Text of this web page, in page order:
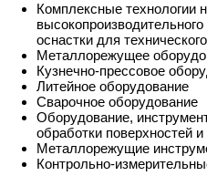
Комплексные технологии
оснастки для
Металлорежущее
Кузнечно-прессовое
Литейное оборудование
Сварочное оборудование
Оборудование,
обработки поверхностей
Металлорежущие
Контрольно-